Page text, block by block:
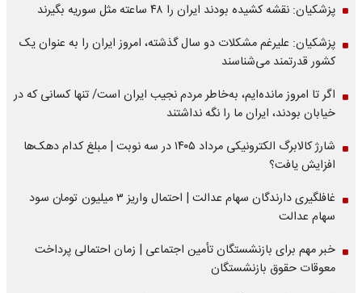
پزشکیان: نقشه کشیده بودند ایران را ۴۸ ساعته مثل سوریه بگیرند
پزشکیان: علیرغم مشکلات دو سال گذشته، امروز ایران را به عنوان یک
کشور قدرتمند می‌شناسند
اگر تا امروز مانده‌ایم، به‌خاطر مردم نجیب ایران است/ تنها کسانی که در
خیابان بودند، ایران ما را نگه نداشتند
شارژ کالابرگ الکترونیکی مرداد ۱۴۰۵ در سه نوبت | مبلغ کدام دهک‌ها
افزایش یافت؟
غافلگیری دارندگان سهام عدالت | احتمال واریز ۳ میلیون تومان سود
سهام عدالت
خبر مهم برای بازنشستگان تأمین اجتماعی | زمان احتمالی پرداخت
معوقات حقوق بازنشستگان